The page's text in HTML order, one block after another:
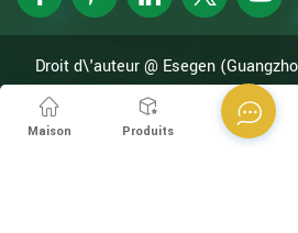
Droit d\'auteur @ Esegen
Tous droits réservés.
politique de
Maison Produits